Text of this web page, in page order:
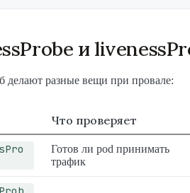
и
делают разные вещи при провале:
Что проверяет
Готов ли pod принимать
трафик